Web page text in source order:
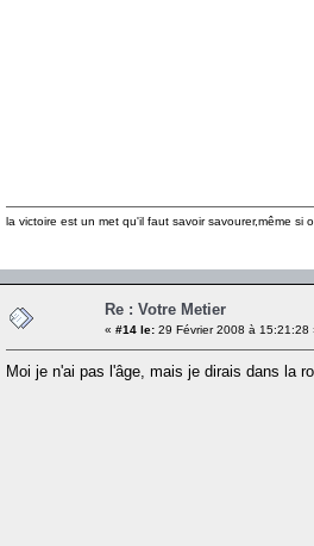
la victoire est un met qu'il faut savoir savourer,même si
Re : Votre Metier
« #14 le: 29 Février 2008 à 15:21:28
Moi je n'ai pas l'âge, mais je dirais dans la